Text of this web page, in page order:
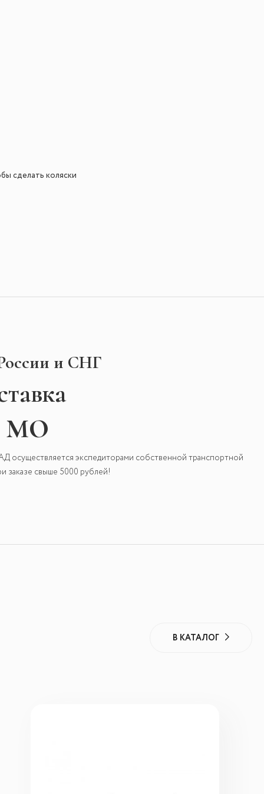
сделать коляски
и СНГ
МО
осуществляется экспедиторами собственной транспортной
заказе свыше 5000 рублей!
В КАТАЛОГ